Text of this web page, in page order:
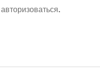
авторизоваться.